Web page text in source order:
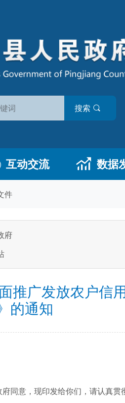
搜索
互动交流 数据
件
府
广发放农户信
的通知
同意，现印发给你们，请认真贯